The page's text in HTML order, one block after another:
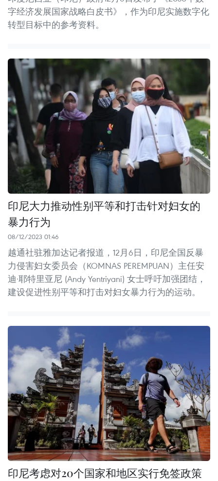
字经济发展国家战略白皮书》，作为印尼实施数字化
转型目标中的参考资料。
印尼大力推动性别平等和打击针对妇女的
暴力行为
08/12/2023 01:46
越通社驻雅加达记者报道，12月6日，印尼全国反暴
力侵害妇女委员会（KOMNAS PEREMPUAN）主任安
迪·耶特里亚尼 (Andy Yentriyani) 女士呼吁加强团结，
建设促进性别平等和打击对妇女暴力行为的运动。
印尼考虑对20个国家和地区实行免签政策